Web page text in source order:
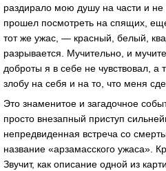
раздирало мою душу на части и
прошел посмотреть на спящих,
тот же ужас, — красный, белый,
разрывается. Мучительно, и
доброты я в себе не чувствовал, а
злобу на себя и на то, что меня
Это знаменитое и загадочное
просто внезапный приступ
непредвиденная встреча со
название «арзамасского ужаса».
Звучит, как описание одной из